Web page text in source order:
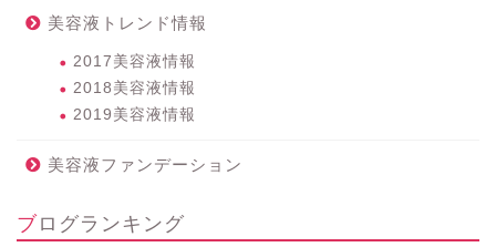
美容液トレンド情報
2017美容液情報
2018美容液情報
2019美容液情報
美容液ファンデーション
ブログランキング